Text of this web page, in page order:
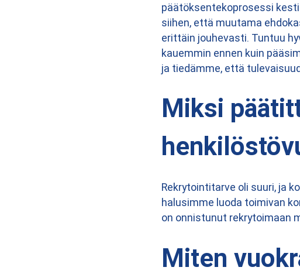
päätöksentekoprosessi
siihen, että muutama
erittäin jouhevasti. Tuntuu
kauemmin ennen kuin
ja tiedämme, että
Miksi
Rekrytointitarve oli suuri, ja
halusimme luoda toimivan
on onnistunut rekrytoimaan
Miten